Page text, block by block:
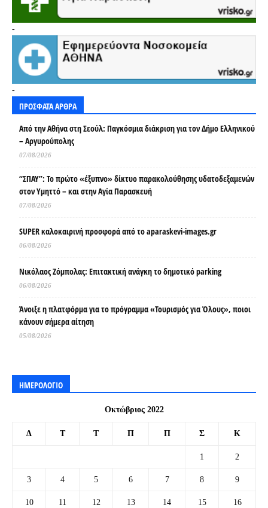
-
-
ΠΡΟΣΦΑΤΑ ΑΡΘΡΑ
Από την Αθήνα στη Σεούλ: Παγκόσμια διάκριση για τον Δήμο Ελληνικού
– Αργυρούπολης
07/08/2026
“ΣΠΑΥ”: Το πρώτο «έξυπνο» δίκτυο παρακολούθησης υδατοδεξαμενών
στον Υμηττό – και στην Αγία Παρασκευή
07/08/2026
SUPER καλοκαιρινή προσφορά από το aparaskevi-images.gr
06/08/2026
Νικόλαος Ζόμπολας: Επιτακτική ανάγκη το δημοτικό parking
06/08/2026
Άνοιξε η πλατφόρμα για το πρόγραμμα «Τουρισμός για Όλους», ποιοι
κάνουν σήμερα αίτηση
05/08/2026
ΗΜΕΡΟΛΟΓΙΟ
Οκτώβριος 2022
Δ Τ Τ Π Π Σ Κ
1 2
3 4 5 6 7 8 9
10 11 12 13 14 15 16